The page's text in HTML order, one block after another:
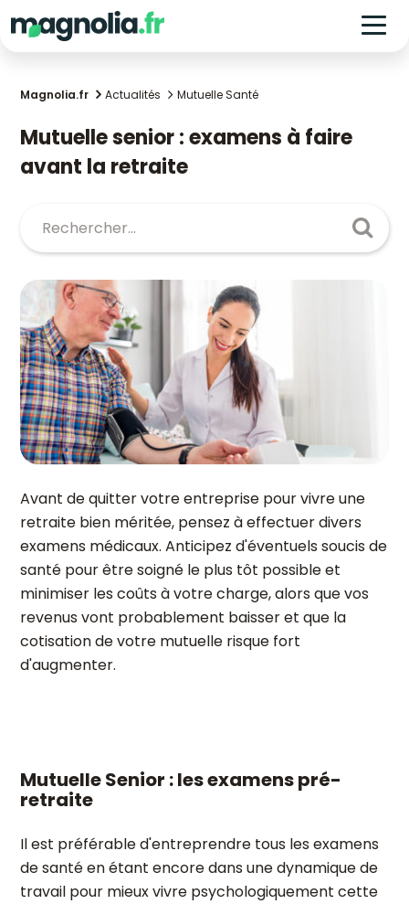
Magnolia.fr Actualités Mutuelle Santé
Mutuelle senior : examens à faire
avant la retraite
Avant de quitter votre entreprise pour vivre une
retraite bien méritée, pensez à effectuer divers
examens médicaux. Anticipez d'éventuels soucis de
santé pour être soigné le plus tôt possible et
minimiser les coûts à votre charge, alors que vos
revenus vont probablement baisser et que la
cotisation de votre mutuelle risque fort
d'augmenter.
Mutuelle Senior : les examens pré-
retraite
Il est préférable d'entreprendre tous les examens
de santé en étant encore dans une dynamique de
travail pour mieux vivre psychologiquement cette